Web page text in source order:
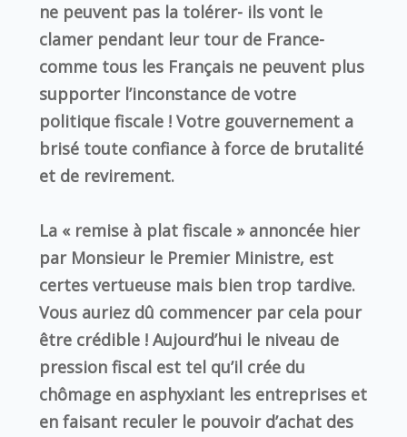
ne peuvent pas la tolérer- ils vont le
clamer pendant leur tour de France-
comme tous les Français ne peuvent plus
supporter l’inconstance de votre
politique fiscale ! Votre gouvernement a
brisé toute confiance à force de brutalité
et de revirement.
La « remise à plat fiscale » annoncée hier
par Monsieur le Premier Ministre, est
certes vertueuse mais bien trop tardive.
Vous auriez dû commencer par cela pour
être crédible ! Aujourd’hui le niveau de
pression fiscal est tel qu’il crée du
chômage en asphyxiant les entreprises et
en faisant reculer le pouvoir d’achat des